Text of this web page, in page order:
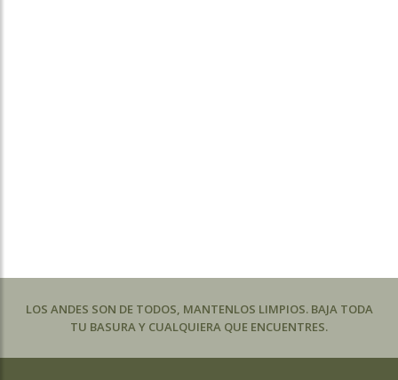
LOS ANDES SON DE TODOS, MANTENLOS LIMPIOS. BAJA TODA
TU BASURA Y CUALQUIERA QUE ENCUENTRES.